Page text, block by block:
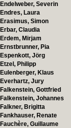
Endelweber, Severin
Endres, Laura
Erasimus, Simon
Erbar, Claudia
Erdem, Mirjam
Ernstbrunner, Pia
Espenkott, Jörg
Etzel, Philipp
Eulenberger, Klaus
Everhartz, Jury
Falkenstein, Gottfried
Falkenstein, Johannes
Falkner, Brigitta
Fankhauser, Renate
Fauchère, Guillaume